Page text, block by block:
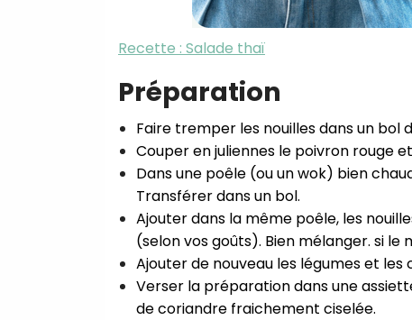
Recette : Salade thaï
Préparation
⁣Faire tremper les nouilles dans un bol
⁣Couper en juliennes le poivron rouge
⁣Dans une poêle (ou un wok) bien
Transférer dans un bol. ⁣
⁣Ajouter dans la même poêle, les
(selon vos goûts). Bien mélanger. si
⁣Ajouter de nouveau les légumes et
Verser la préparation dans une
de coriandre fraichement ciselée.